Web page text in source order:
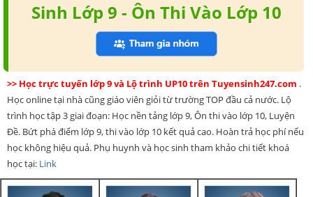
Sinh Lớp 9 - Ôn Thi Vào Lớp 10
>> Học trực tuyến lớp 9 và Lộ trình UP10 trên Tuyensinh247.com .
Học online tại nhà cũng giáo viên giỏi từ trường TOP đầu cả nước. Lộ
trình học tập 3 giai đoạn: Học nền tảng lớp 9, Ôn thi vào lớp 10, Luyện
Đề. Bứt phá điểm lớp 9, thi vào lớp 10 kết quả cao. Hoàn trả học phí nếu
học không hiệu quả. Phụ huynh và học sinh tham khảo chi tiết khoá
học tại: Link